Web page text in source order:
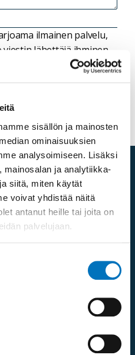
sisällön ja mainosten
ominaisuuksien
analysoimiseen. Lisäksi
mainosalan ja analytiikka-
siitä, miten käytät
voivat yhdistää näitä
antanut heille tai joita on
palvelujaan.
ilmainen palvelu,
lähettäjä ihminen
roskapostien